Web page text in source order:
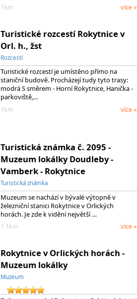
1km
více »
Turistické rozcestí Rokytnice v
Orl. h., žst
Rozcestí
Turistické rozcestí je umístěno přímo na
staniční budově. Procházejí tudy tyto trasy:
modrá S směrem - Horní Rokytnice, Hanička -
parkoviště,…
1km
více »
Turistická známka č. 2095 -
Muzeum lokálky Doudleby -
Vamberk - Rokytnice
Turistická známka
Muzeum se nachází v bývalé výtopně v
železniční stanici Rokytnice v Orlických
horách. Je zde k vidění největší …
1.1km
více »
Rokytnice v Orlických horách -
Muzeum lokálky
Muzeum